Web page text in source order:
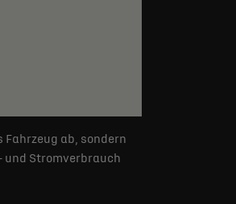
ab, sondern
Stromverbrauch